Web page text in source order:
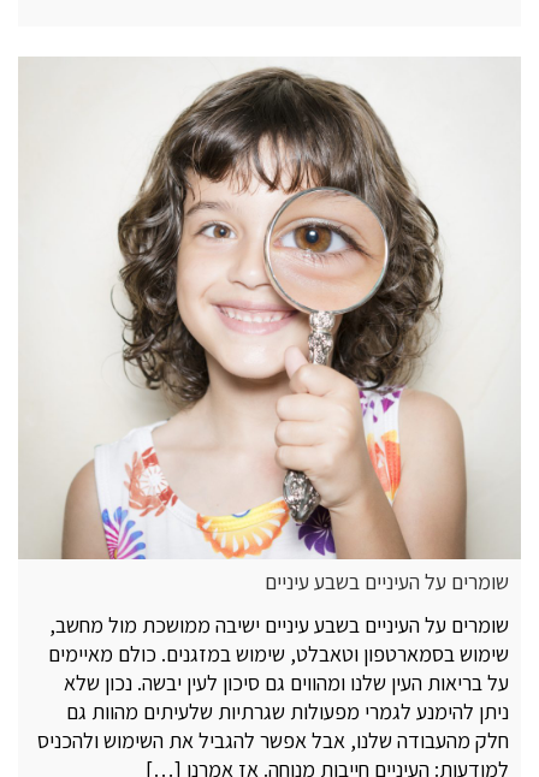
שומרים על העיניים בשבע עיניים
שומרים על העיניים בשבע עיניים ישיבה ממושכת מול מחשב,
שימוש בסמארטפון וטאבלט, שימוש במזגנים. כולם מאיימים
על בריאות העין שלנו ומהווים גם סיכון לעין יבשה. נכון שלא
ניתן להימנע לגמרי מפעולות שגרתיות שלעיתים מהוות גם
חלק מהעבודה שלנו, אבל אפשר להגביל את השימוש ולהכניס
למודעות: העיניים חייבות מנוחה. אז אמרנו […]